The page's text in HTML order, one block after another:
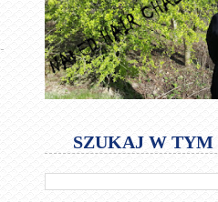
SZUKAJ W TYM